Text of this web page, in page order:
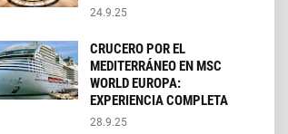
24.9.25
CRUCERO POR EL
MEDITERRÁNEO EN MSC
WORLD EUROPA:
EXPERIENCIA COMPLETA
28.9.25